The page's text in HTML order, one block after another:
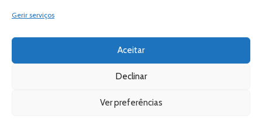
Gerir serviços
Aceitar
Declinar
Ver preferências
Bem Explicado © 2026 All Rights Reserved